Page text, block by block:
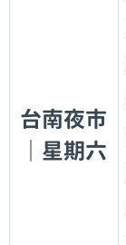
台南夜市
｜星期六